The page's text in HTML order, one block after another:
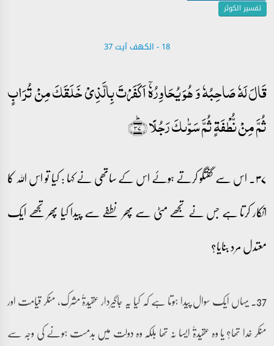
تفسیر الکوثر
18 - ‎الكهف آیت 37
قَالَ لَہٗ صَاحِبُہٗ وَ ہُوَ یُحَاوِرُہٗۤ اَکَفَرۡتَ بِالَّذِیۡ خَلَقَکَ مِنۡ تُرَابٍ
ثُمَّ مِنۡ نُّطۡفَۃٍ ثُمَّ سَوّٰىکَ رَجُلًا ﴿ؕ۳۷﴾
۳۷۔ اس سے گفتگو کرتے ہوئے اس کے ساتھی نے کہا : کیا تو اس اللہ کا
انکار کرتا ہے جس نے تجھے مٹی سے پھر نطفے سے پیدا کیا پھر تجھے ایک
معتدل مرد بنایا؟
37۔ یہاں ایک سوال پیدا ہوتا ہے کہ کیا یہ جاگیردار عقیدۃً مشرک، منکر قیامت اور
منکر خدا تھا؟ یا وہ عقیدۃً ایسا نہ تھا بلکہ وہ دولت میں بدمست ہونے کی وجہ سے